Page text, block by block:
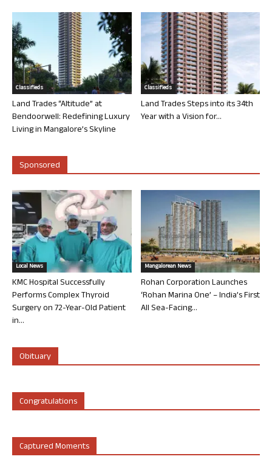
Classifieds
Land Trades “Altitude” at
Bendoorwell: Redefining Luxury
Living in Mangalore’s Skyline
Classifieds
Land Trades Steps into its 34th
Year with a Vision for...
Sponsored
Local News
KMC Hospital Successfully
Performs Complex Thyroid
Surgery on 72-Year-Old Patient
in...
Mangalorean News
Rohan Corporation Launches
‘Rohan Marina One’ – India’s First
All Sea-Facing...
Obituary
Congratulations
Captured Moments